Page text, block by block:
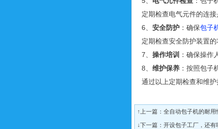
定期检查电气元件的连
6、 安全防护 ：确保包子
定期检查安全防护装置
7、 操作培训
：确保操
8、 维护保养 ：按照包
通过以上定期检查和维
↑上一篇： 全自动包子机的耐
↓下一篇： 开设包子工厂，还